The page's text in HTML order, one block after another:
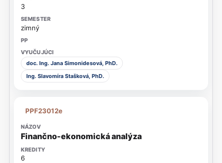
3
zimný
doc. Ing. Jana Simonidesová, PhD.
Ing. Slavomíra Stašková, PhD.
PPF23012e
Finančno-ekonomická analýza
6